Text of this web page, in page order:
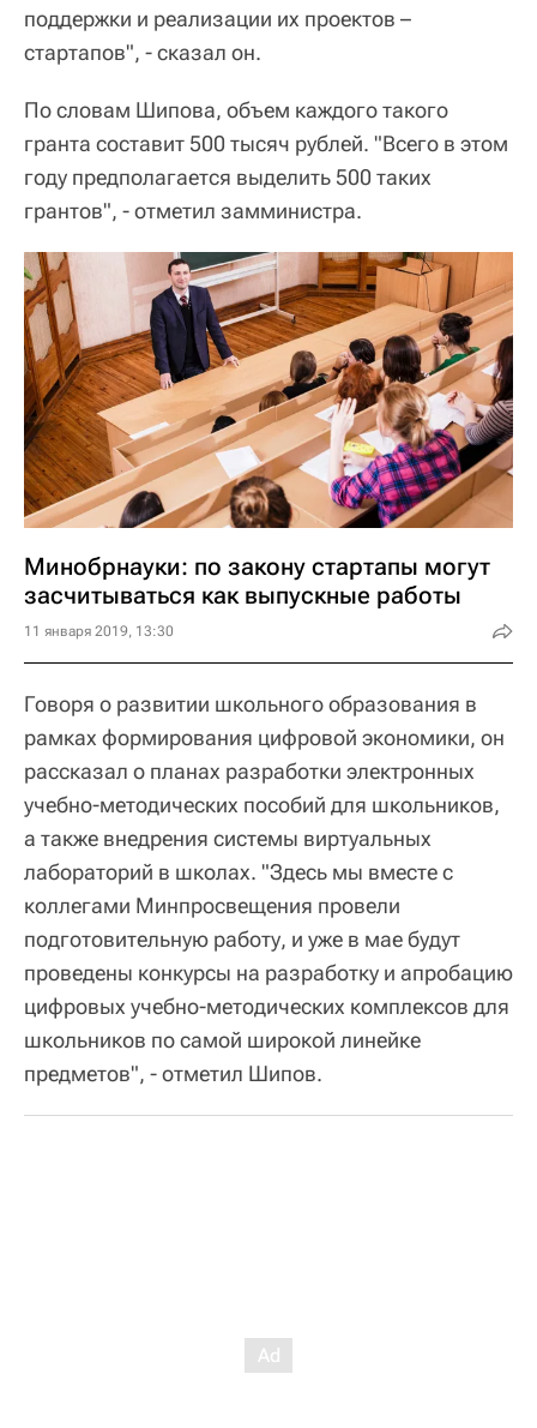
поддержки и реализации их проектов –
стартапов", - сказал он.
По словам Шипова, объем каждого такого
гранта составит 500 тысяч рублей. "Всего в этом
году предполагается выделить 500 таких
грантов", - отметил замминистра.
Минобрнауки: по закону стартапы могут
засчитываться как выпускные работы
11 января 2019, 13:30
Говоря о развитии школьного образования в
рамках формирования цифровой экономики, он
рассказал о планах разработки электронных
учебно-методических пособий для школьников,
а также внедрения системы виртуальных
лабораторий в школах. "Здесь мы вместе с
коллегами Минпросвещения провели
подготовительную работу, и уже в мае будут
проведены конкурсы на разработку и апробацию
цифровых учебно-методических комплексов для
школьников по самой широкой линейке
предметов", - отметил Шипов.